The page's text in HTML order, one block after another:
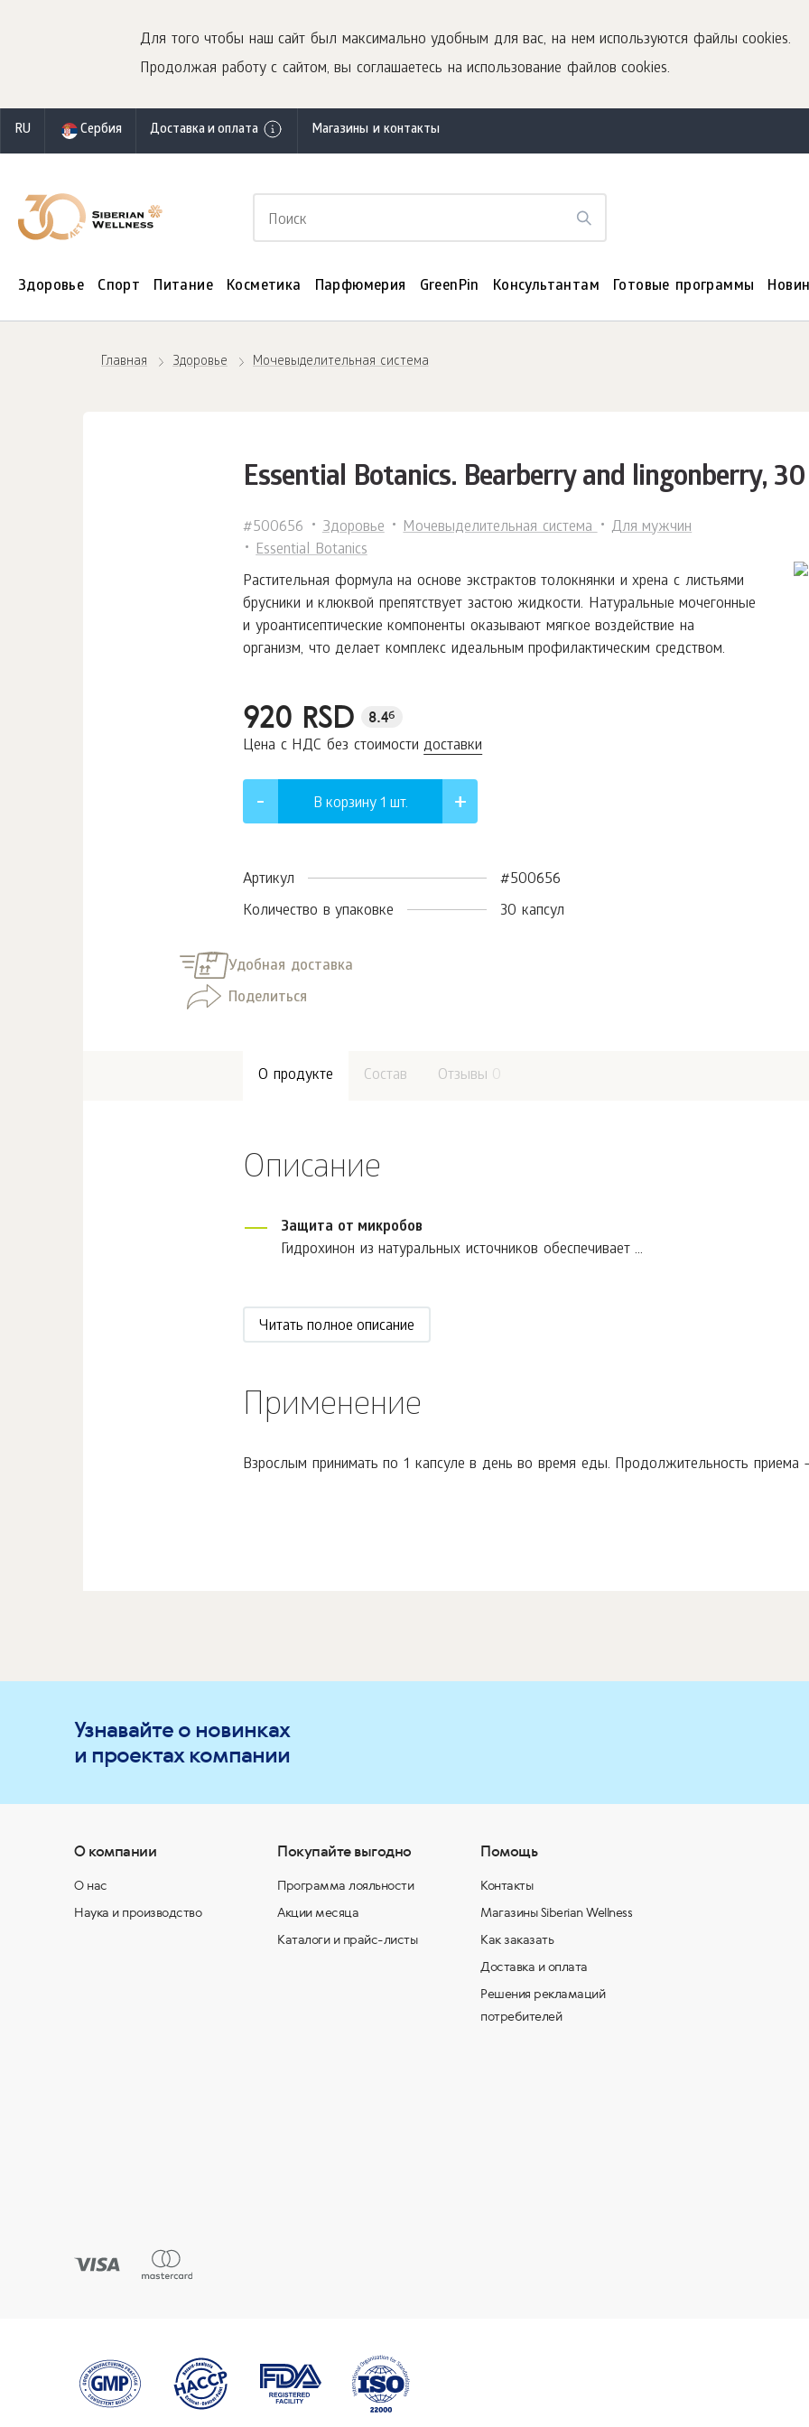
Для того чтобы наш сайт был максимально удобным для вас, на нем используются файлы cookies.
Продолжая работу с сайтом, вы соглашаетесь на использование файлов cookies.
RU Сербия Доставка и оплата Магазины и контакты
Здоровье Спорт Питание Косметика Парфюмерия GreenPin Консультантам Готовые программы
Главная Здоровье Мочевыделительная система
Essential Botanics. Bearberry and lingonberry, 30
#500656 Здоровье Мочевыделительная система
Для мужчин
Essential Botanics
Растительная формула на основе экстрактов толокнянки и хрена с листьями
брусники и клюквой препятствует застою жидкости. Натуральные мочегонные
и уроантисептические компоненты оказывают мягкое воздействие на
организм, что делает комплекс идеальным профилактическим средством.
920 RSD 8.4б
Цена с НДС без стоимостидоставки
В корзину 1 шт.
Артикул
#500656
Количество в упаковке
30 капсул
Удобная доставка
Поделиться
О продукте Состав Отзывы 0
Описание
Защита от микробов
Гидрохинон из натуральных источников обеспечивает ...
Читать полное описание
Применение
Взрослым принимать по 1 капсуле в день во время еды. Продолжительность приема
Узнавайте о новинках
и проектах компании
О компании
О нас
Наука и производство
Покупайте выгодно
Программа лояльности
Акции месяца
Каталоги и прайс-листы
Помощь
Контакты
Магазины Siberian Wellness
Как заказать
Доставка и оплата
Решения рекламаций
потребителей